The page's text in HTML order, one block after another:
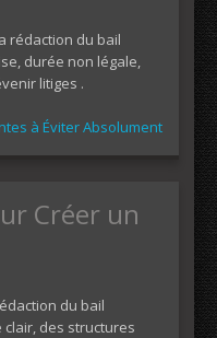
rédaction du bail
durée non légale,
litiges .
à Éviter Absolument
Créer un
du bail
clair, des structures